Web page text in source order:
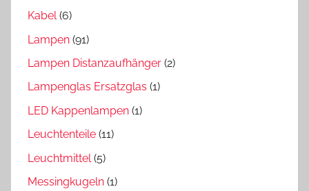
Kabel(6)
Lampen (91)
Lampen Distanzaufhänger (2)
Lampenglas Ersatzglas (1)
LED Kappenlampen (1)
Leuchtenteile (11)
Leuchtmittel (5)
Messingkugeln (1)